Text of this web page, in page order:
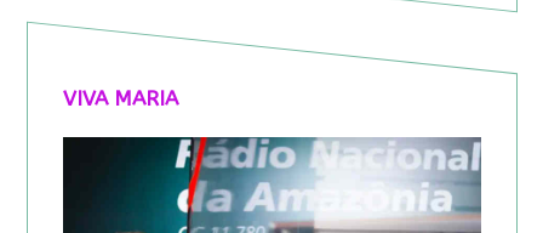
VIVA MARIA